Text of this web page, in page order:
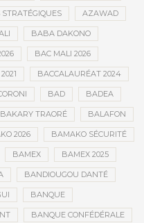
STRATÉGIQUES AZAWAD
BABA DAKONO
BAC MALI 2026
BACCALAURÉAT 2024
BAD BADEA
BAKARY TRAORÉ BALAFON
2026 BAMAKO SÉCURITÉ
BAMEX BAMEX 2025
BANDIOUGOU DANTÉ
BANQUE
BANQUE CONFÉDÉRALE